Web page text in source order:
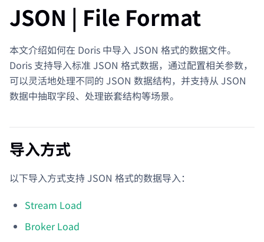
JSON | File Format
本文介绍如何在 Doris 中导入 JSON 格式的数据文件。
Doris 支持导入标准 JSON 格式数据，通过配置相关参数，
可以灵活地处理不同的 JSON 数据结构，并支持从 JSON
数据中抽取字段、处理嵌套结构等场景。
导入方式
以下导入方式支持 JSON 格式的数据导入：
Stream Load
Broker Load